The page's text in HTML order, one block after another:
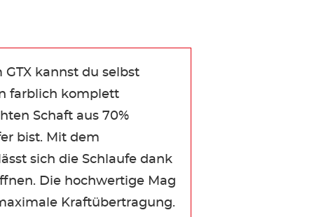
kannst du selbst
farblich komplett
Schaft aus 70%
bist. Mit dem
sich die Schlaufe dank
Die hochwertige Mag
Kraftübertragung.